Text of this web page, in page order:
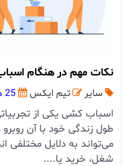
نکات مهم در هنگام
سایر تیم ایکس 25 دی 1402
اسباب کشی یکی از
طول زندگی خود با آن
می‌تواند به دلایل مختلفی
شغل، خرید یا....